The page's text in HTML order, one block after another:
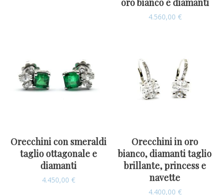
oro bianco e diamanti
4.560,00 €
Orecchini con smeraldi
taglio ottagonale e
diamanti
4.450,00 €
Orecchini in oro
bianco, diamanti taglio
brillante, princess e
navette
4.400,00 €